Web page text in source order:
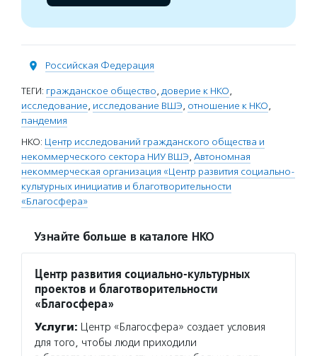
Российская Федерация
ТЕГИ: гражданское общество, доверие к НКО,
исследование, исследование ВШЭ, отношение к НКО,
пандемия
НКО: Центр исследований гражданского общества и
некоммерческого сектора НИУ ВШЭ, Автономная
некоммерческая организация «Центр развития социально-
культурных инициатив и благотворительности
«Благосфера»
Узнайте больше в каталоге НКО
Центр развития социально-культурных
проектов и благотворительности
«Благосфера»
Услуги: Центр «Благосфера» создает условия
для того, чтобы люди приходили